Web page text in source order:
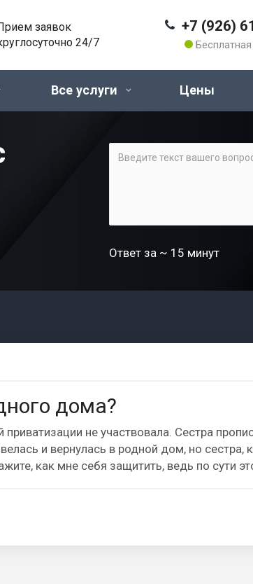
+7 (926)
заявок
24/7
Все услуги Цены
Ответ за ~ 15 минут
дома?
не участвовала. Сестра
и вернулась в родной дом, но сестра,
как мне себя защитить, ведь по сути